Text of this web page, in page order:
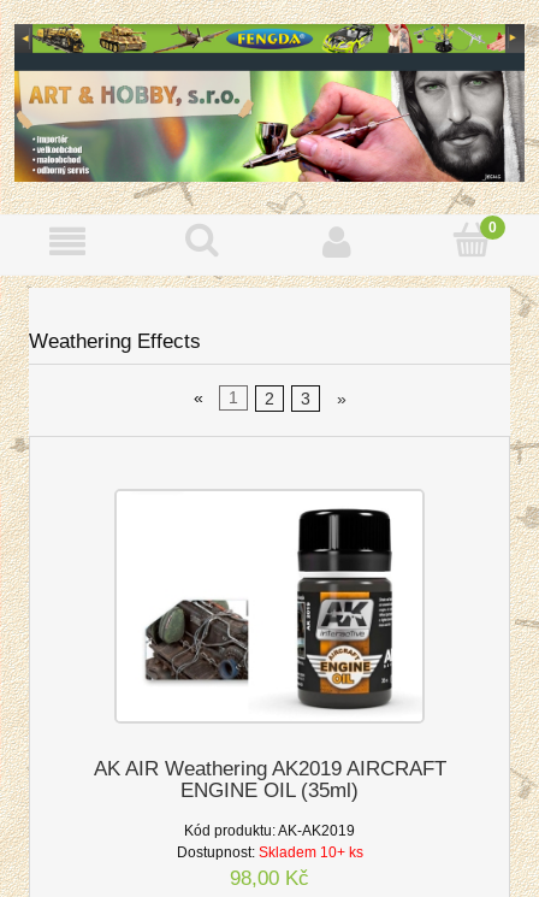
Weathering Effects
« 1 2 3 »
AK AIR Weathering AK2019 AIRCRAFT
ENGINE OIL (35ml)
Kód produktu:AK-AK2019
Dostupnost: Skladem 10+ ks
98,00 Kč